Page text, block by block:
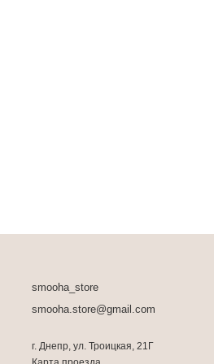
smooha_store
smooha.store@gmail.com
г. Днепр, ул. Троицкая, 21Г